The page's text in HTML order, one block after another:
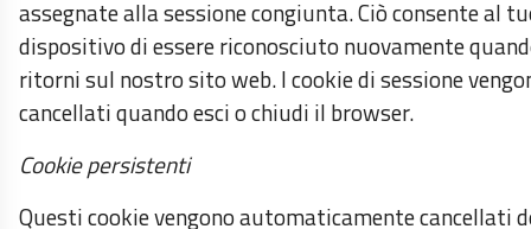
assegnate alla sessione congiunta. Ciò consente al
dispositivo di essere riconosciuto nuovamente
ritorni sul nostro sito web. I cookie di sessione
cancellati quando esci o chiudi il browser.
Cookie persistenti
Questi cookie vengono automaticamente cancellati